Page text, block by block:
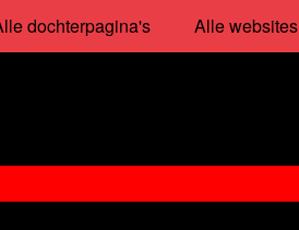
dochterpagina's Alle websites